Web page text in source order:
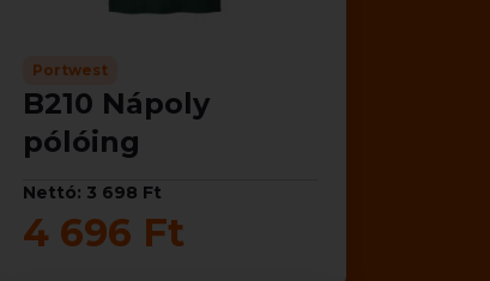
Portwest
B210 Nápoly
pólóing
Nettó: 3 698 Ft
4 696 Ft